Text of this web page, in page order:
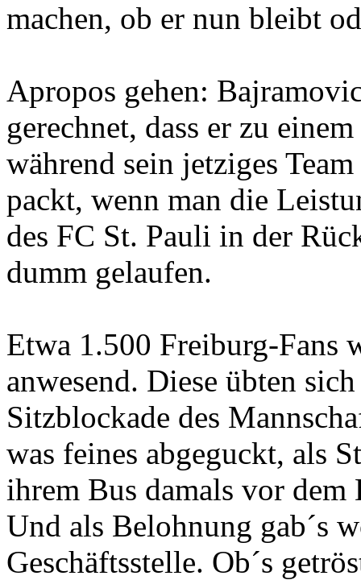
machen, ob er nun bleibt
Apropos gehen:
gerechnet, dass er zu
während sein jetziges
packt, wenn man die
des FC St. Pauli in der
dumm gelaufen.
Etwa 1.500 Freiburg-Fans
anwesend. Diese übten
Sitzblockade des
was feines abgeguckt, als
ihrem Bus damals vor
Und als Belohnung gab´s
Geschäftsstelle. Ob´s